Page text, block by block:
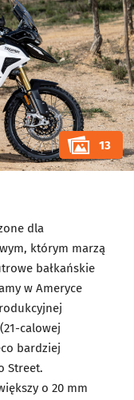
13
dla
którym marzą
bałkańskie
w Ameryce
calowej
bardziej
Street.
o 20 mm